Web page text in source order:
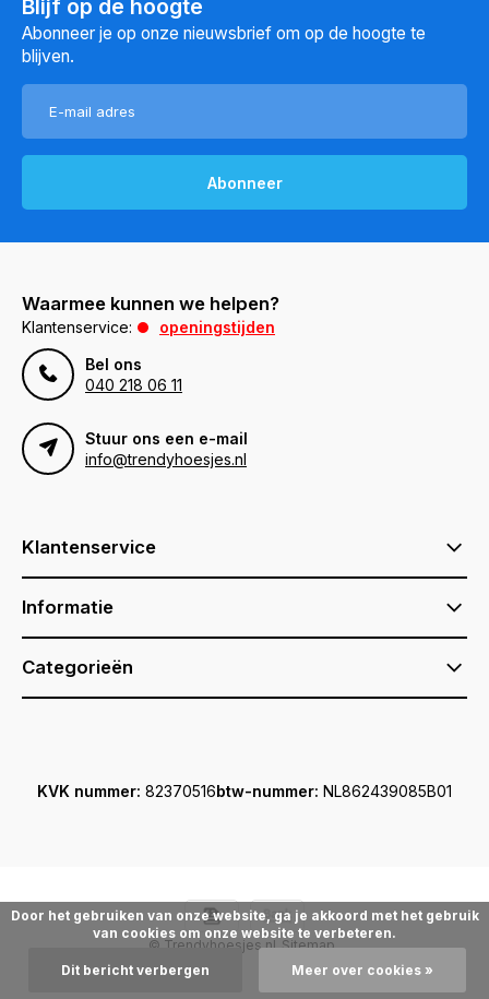
Blijf op de hoogte
Abonneer je op onze nieuwsbrief om op de hoogte te
blijven.
Abonneer
Waarmee kunnen we helpen?
Klantenservice:
openingstijden
Bel ons
040 218 06 11
Stuur ons een e-mail
info@trendyhoesjes.nl
Klantenservice
Informatie
Categorieën
KVK nummer: 82370516btw-nummer: NL862439085B01
© Trendyhoesjes.nl Sitemap
Door het gebruiken van onze website, ga je akkoord met het gebruik
van cookies om onze website te verbeteren.
Dit bericht verbergen Meer over cookies »